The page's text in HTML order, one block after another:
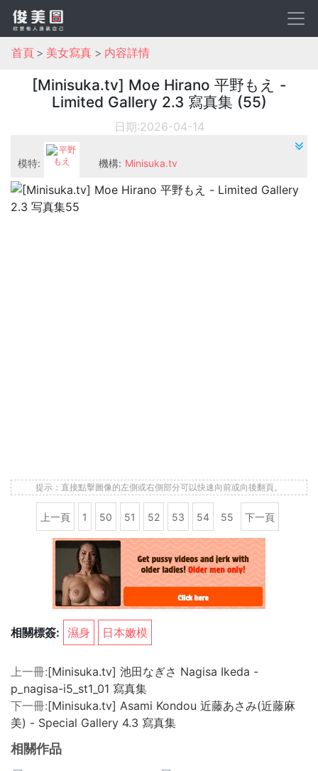
首頁 美女寫真 内容詳情
[Minisuka.tv] Moe Hirano 平野もえ -
Limited Gallery 2.3 寫真集 (55)
日期:2026-04-14
模特:
平野もえ
機構: Minisuka.tv
提示：直接點擊圖像的左側或右側部分可以快速向前或向後翻頁。
上一頁 1 50 51 52 53 54 55 下一頁
相關標簽: 濕身 日本嫩模
上一冊:[Minisuka.tv] 池田なぎさ Nagisa Ikeda -
p_nagisa-i5_st1_01 寫真集
下一冊:[Minisuka.tv] Asami Kondou 近藤あさみ(近藤麻
美) - Special Gallery 4.3 寫真集
相關作品